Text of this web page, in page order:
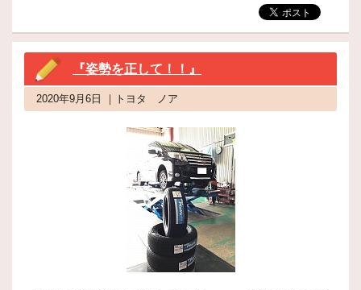
『姿勢を正して！！』
2020年9月6日 ｜トヨタ ノア